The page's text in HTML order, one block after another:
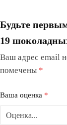
Будьте
19
Ваш адрес email
помечены *
Ваша оценка *